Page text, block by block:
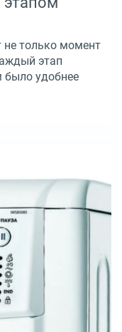
не только момент
этап
удобнее